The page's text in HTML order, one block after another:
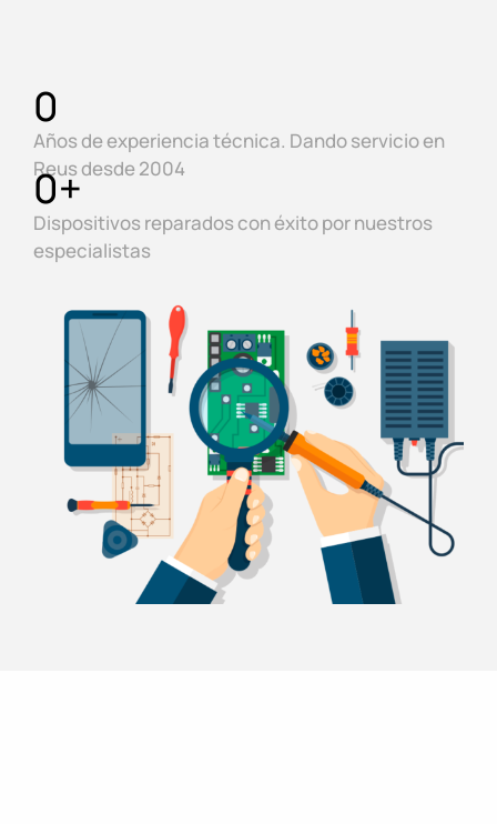
Años de experiencia técnica. Dando servicio en
Reus desde 2004
0
Dispositivos reparados con éxito por nuestros
especialistas
0+